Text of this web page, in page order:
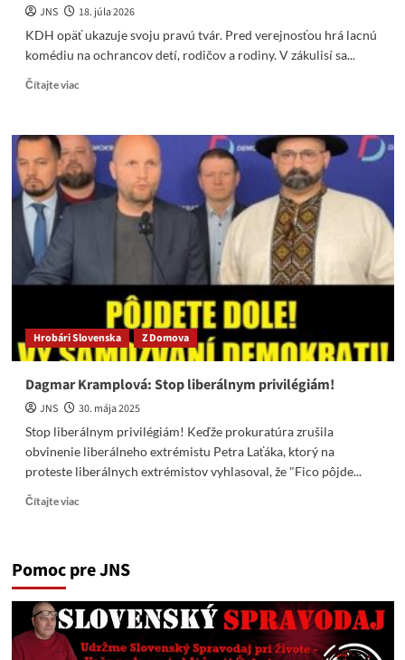
JNS
18. júla 2026
KDH opäť ukazuje svoju pravú tvár. Pred verejnosťou hrá lacnú
komédiu na ochrancov detí, rodičov a rodiny. V zákulisí sa...
Čítajte viacRead
KDH
opäť
ukazuje
svoju
pravú
ochrancov
rodičov
Hrobári Slovenska Z Domova
Dagmar Kramplová: Stop liberálnym privilégiám!
JNS
30. mája 2025
Stop liberálnym privilégiám! Keďže prokuratúra zrušila
obvinenie liberálneho extrémistu Petra Laťáka, ktorý na
proteste liberálnych extrémistov vyhlasoval, že "Fico pôjde...
Čítajte viacRead
Kramplová:
liberálnym
privilégiám!
Pomoc pre JNS